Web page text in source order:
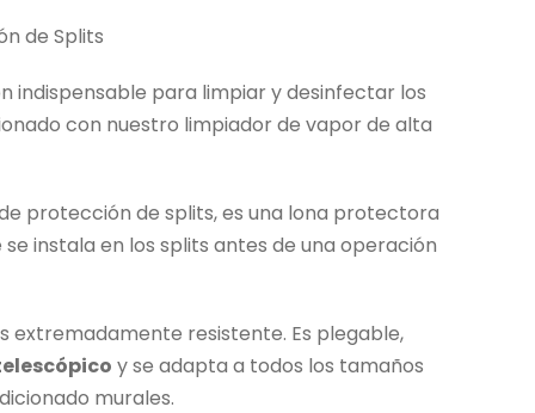
de Splits
indispensable para limpiar y desinfectar los
con nuestro limpiador de vapor de alta
protección de splits, es una lona protectora
instala en los splits antes de una operación
extremadamente resistente. Es plegable,
y se adapta a todos los tamaños
murales.